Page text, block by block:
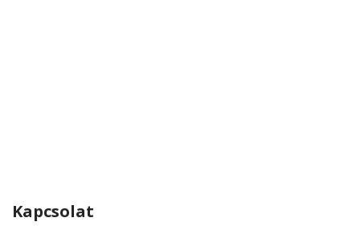
Kapcsolat